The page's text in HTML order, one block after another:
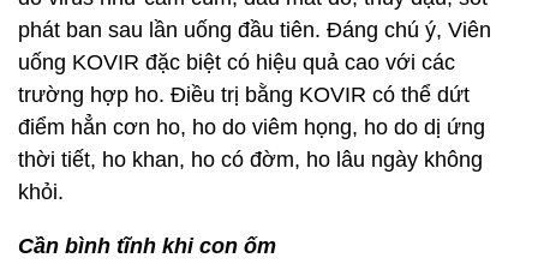
phát ban sau lần uống đầu tiên. Đáng chú ý, Viên
uống KOVIR đặc biệt có hiệu quả cao với các
trường hợp ho. Điều trị bằng KOVIR có thể dứt
điểm hẳn cơn ho, ho do viêm họng, ho do dị ứng
thời tiết, ho khan, ho có đờm, ho lâu ngày không
khỏi.
Cần bình tĩnh khi con ốm